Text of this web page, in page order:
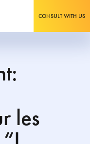
CONSULT WITH US
les